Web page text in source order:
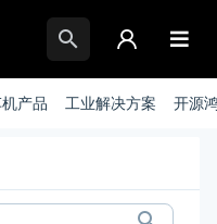
产品 工业解决方案 开源